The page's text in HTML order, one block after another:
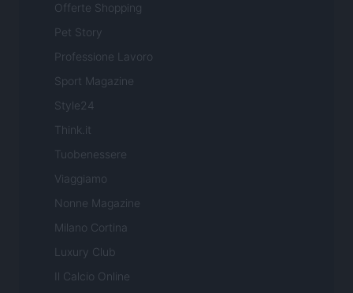
Offerte Shopping
Pet Story
Professione Lavoro
Sport Magazine
Style24
Think.it
Tuobenessere
Viaggiamo
Nonne Magazine
Milano Cortina
Luxury Club
Il Calcio Online